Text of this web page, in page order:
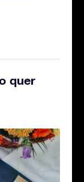
quer